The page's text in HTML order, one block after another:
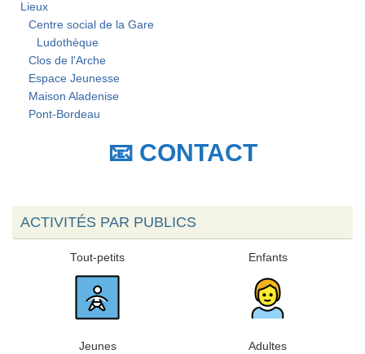
Lieux
Centre social de la Gare
Ludothèque
Clos de l'Arche
Espace Jeunesse
Maison Aladenise
Pont-Bordeau
📧 CONTACT
ACTIVITÉS PAR PUBLICS
Tout-petits Enfants
Jeunes Adultes